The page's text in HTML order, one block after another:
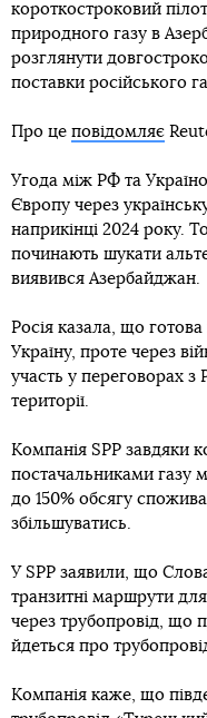
короткостроковий
природного газу в
розглянути
поставки російського
Про це повідомляє
Угода між РФ та
Європу через
наприкінці 2024 року.
починають шукати
виявився Азербайджан.
Росія казала, що
Україну, проте через
участь у переговорах з
території.
Компанія SPP завдяки
постачальниками газу
до 150% обсягу
збільшуватись.
У SPP заявили, що
транзитні маршрути
через трубопровід, що
йдеться про
Компанія каже, що